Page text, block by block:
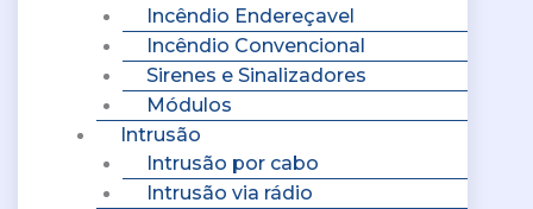
Incêndio Endereçavel
Incêndio Convencional
Sirenes e Sinalizadores
Módulos
Intrusão
Intrusão por cabo
Intrusão via rádio